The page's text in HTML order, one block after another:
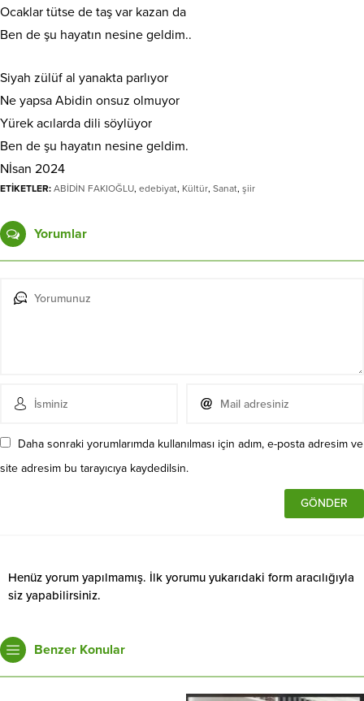
Ocaklar tütse de taş var kazan da
Ben de şu hayatın nesine geldim..
Siyah zülüf al yanakta parlıyor
Ne yapsa Abidin onsuz olmuyor
Yürek acılarda dili söylüyor
Ben de şu hayatın nesine geldim.
Nİsan 2024
ETİKETLER: ABİDİN FAKIOĞLU, edebiyat, Kültür, Sanat, şiir
Yorumlar
Daha sonraki yorumlarımda kullanılması için adım, e-posta adresim ve
site adresim bu tarayıcıya kaydedilsin.
Henüz yorum yapılmamış. İlk yorumu yukarıdaki form aracılığıyla
siz yapabilirsiniz.
Benzer Konular